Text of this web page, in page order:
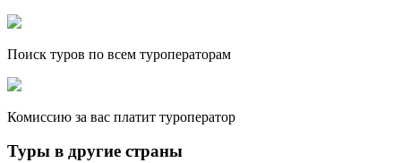
Поиск туров по всем туроператорам
Комиссию за вас платит туроператор
Туры в другие страны